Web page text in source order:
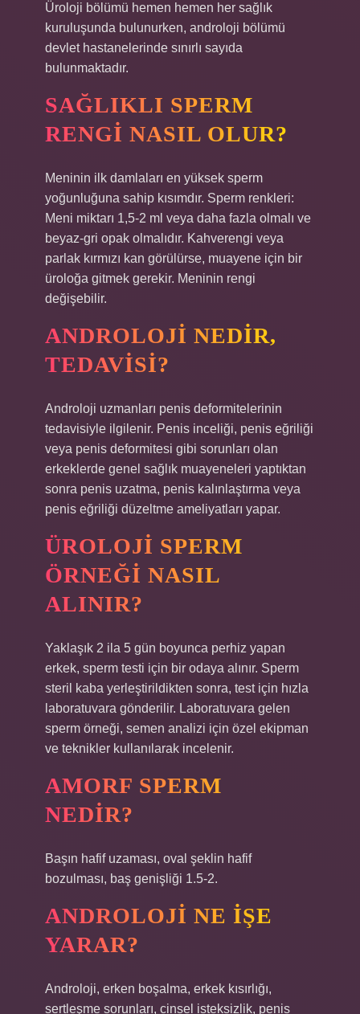
Üroloji bölümü hemen hemen her sağlık
kuruluşunda bulunurken, androloji bölümü
devlet hastanelerinde sınırlı sayıda
bulunmaktadır.
SAĞLIKLI SPERM
RENGI NASIL OLUR?
Meninin ilk damlaları en yüksek sperm
yoğunluğuna sahip kısımdır. Sperm renkleri:
Meni miktarı 1,5-2 ml veya daha fazla olmalı ve
beyaz-gri opak olmalıdır. Kahverengi veya
parlak kırmızı kan görülürse, muayene için bir
üroloğa gitmek gerekir. Meninin rengi
değişebilir.
ANDROLOJI NEDIR,
TEDAVISI?
Androloji uzmanları penis deformitelerinin
tedavisiyle ilgilenir. Penis inceliği, penis eğriliği
veya penis deformitesi gibi sorunları olan
erkeklerde genel sağlık muayeneleri yaptıktan
sonra penis uzatma, penis kalınlaştırma veya
penis eğriliği düzeltme ameliyatları yapar.
ÜROLOJI SPERM
ÖRNEĞI NASIL
ALINIR?
Yaklaşık 2 ila 5 gün boyunca perhiz yapan
erkek, sperm testi için bir odaya alınır. Sperm
steril kaba yerleştirildikten sonra, test için hızla
laboratuvara gönderilir. Laboratuvara gelen
sperm örneği, semen analizi için özel ekipman
ve teknikler kullanılarak incelenir.
AMORF SPERM
NEDIR?
Başın hafif uzaması, oval şeklin hafif
bozulması, baş genişliği 1.5-2.
ANDROLOJI NE IŞE
YARAR?
Androloji, erken boşalma, erkek kısırlığı,
sertleşme sorunları, cinsel isteksizlik, penis